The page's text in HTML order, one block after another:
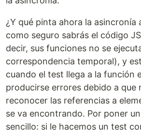
¿Y qué pinta ahora la asincronía
como seguro sabrás el código
decir, sus funciones no se
correspondencia temporal), y
cuando el test llega a la función
producirse errores debido a que
reconocer las referencias a
se va encontrando. Por poner
sencillo: si le hacemos un test